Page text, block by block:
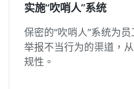
实施“吹哨人”系统
保密的“吹哨人”系统为
举报不当行为的渠道，
规性。